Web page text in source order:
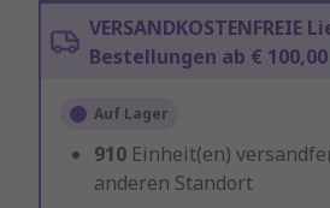
VERSANDKOSTENFREIE
Bestellungen ab € 100,00
Auf Lager
910 Einheit(en)
anderen Standort